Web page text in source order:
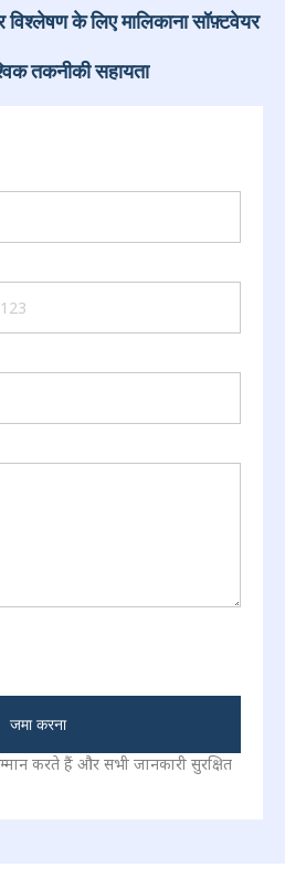
विश्लेषण के लिए मालिकाना सॉफ़्टवेयर
तकनीकी सहायता
जमा करना
करते हैं और सभी जानकारी सुरक्षित